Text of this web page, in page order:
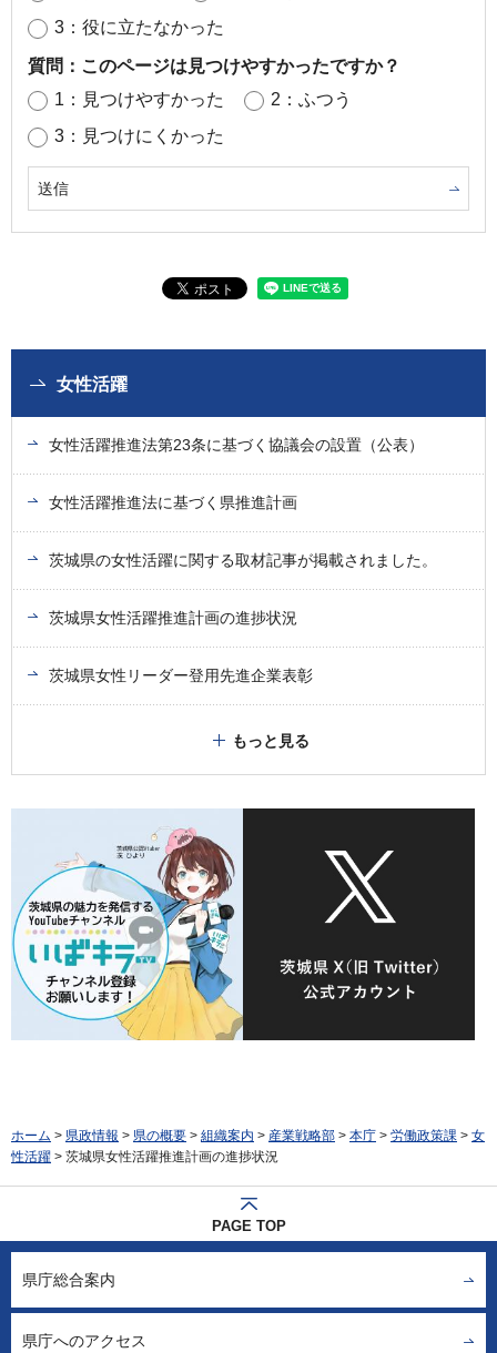
3：役に立たなかった
質問：このページは見つけやすかったですか？
1：見つけやすかった
2：ふつう
3：見つけにくかった
女性活躍
女性活躍推進法第23条に基づく協議会の設置（公表）
女性活躍推進法に基づく県推進計画
茨城県の女性活躍に関する取材記事が掲載されました。
茨城県女性活躍推進計画の進捗状況
茨城県女性リーダー登用先進企業表彰
もっと見る
ホーム > 県政情報 > 県の概要 > 組織案内 > 産業戦略部 > 本庁 > 労働政策課 > 女
性活躍 > 茨城県女性活躍推進計画の進捗状況
PAGE TOP
県庁総合案内
県庁へのアクセス